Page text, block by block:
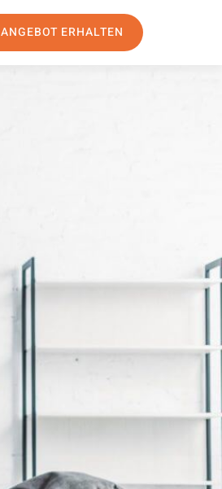
ANGEBOT ERHALTEN